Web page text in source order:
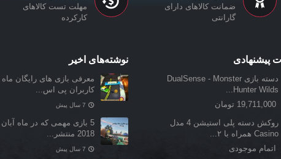
ضمانت کالاهای دارای
گارانتی
مهلت تست کالاهای
کارکرده
پیشنهادی
دسته بازی DualSense - Monster
Hunter Wilds...
19,711,000 تومان
روکش دسته پلی استیشن 4 مدل
Casino همراه با ۲...
اتمام موجودی
نوشته‌های اخیر
معرفی بازی‌ های رایگان ماه
کاربران پی اس...
7 سال پیش
5 بازی مهمی که در ماه آبان
2018 منتشر...
7 سال پیش